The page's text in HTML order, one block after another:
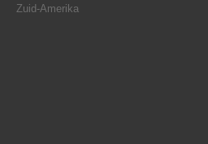
Zuid-Amerika